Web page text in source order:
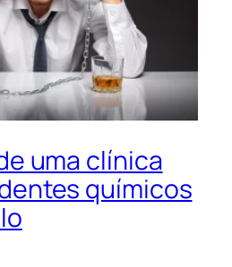
uma clínica
químicos